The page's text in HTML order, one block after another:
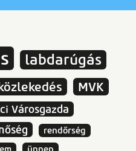
labdarúgás
MVK
Városgazda
rendőrség